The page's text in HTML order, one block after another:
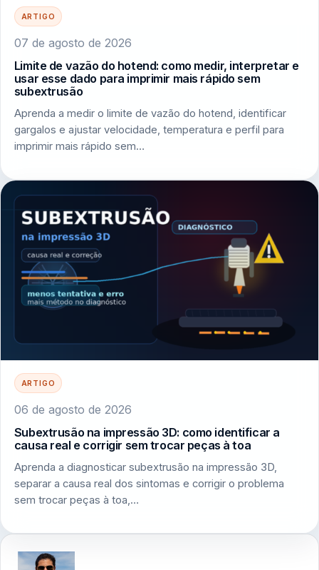
ARTIGO
07 de agosto de 2026
Limite de vazão do hotend: como medir, interpretar e
usar esse dado para imprimir mais rápido sem
subextrusão
Aprenda a medir o limite de vazão do hotend, identificar
gargalos e ajustar velocidade, temperatura e perfil para
imprimir mais rápido sem…
ARTIGO
06 de agosto de 2026
Subextrusão na impressão 3D: como identificar a
causa real e corrigir sem trocar peças à toa
Aprenda a diagnosticar subextrusão na impressão 3D,
separar a causa real dos sintomas e corrigir o problema
sem trocar peças à toa,…